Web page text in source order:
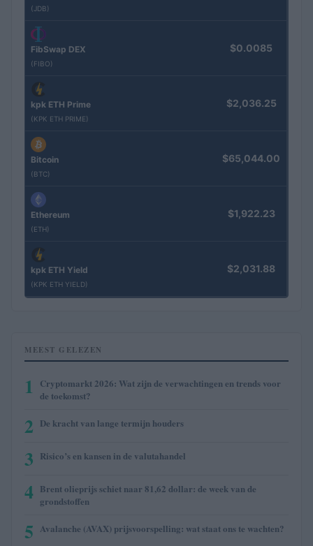
(JDB)
FibSwap DEX
(FIBO)
$0.0085
kpk ETH Prime
(KPK ETH PRIME)
$2,036.25
Bitcoin
(BTC)
$65,044.00
Ethereum
(ETH)
$1,922.23
kpk ETH Yield
(KPK ETH YIELD)
$2,031.88
MEEST GELEZEN
1
Cryptomarkt 2026: Wat zijn de verwachtingen en trends voor
de toekomst?
2 De kracht van lange termijn houders
3 Risico’s en kansen in de valutahandel
4 Brent olieprijs schiet naar 81,62 dollar: de week van de
grondstoffen
5 Avalanche (AVAX) prijsvoorspelling: wat staat ons te wachten?